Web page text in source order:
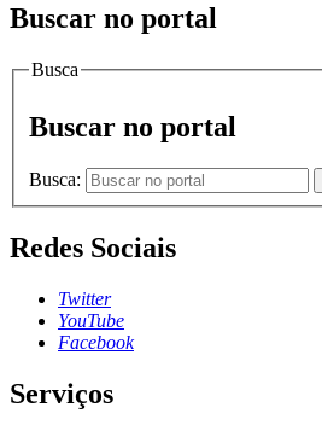
Buscar no portal
Busca
Buscar no portal
Busca:
Redes Sociais
Twitter
YouTube
Facebook
Serviços